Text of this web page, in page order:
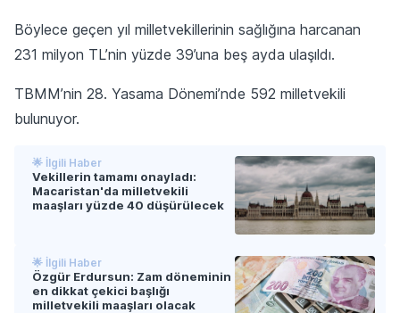
Böylece geçen yıl milletvekillerinin sağlığına harcanan
231 milyon TL’nin yüzde 39’una beş ayda ulaşıldı.
TBMM’nin 28. Yasama Dönemi’nde 592 milletvekili
bulunuyor.
🌟 İlgili Haber
Vekillerin tamamı onayladı:
Macaristan'da milletvekili
maaşları yüzde 40 düşürülecek
🌟 İlgili Haber
Özgür Erdursun: Zam döneminin
en dikkat çekici başlığı
milletvekili maaşları olacak